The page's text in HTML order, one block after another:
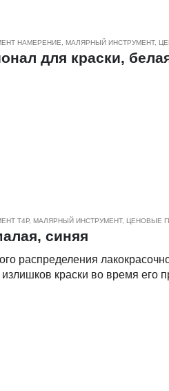
НАМЕРЕНИЕ МАЛЯРНЫЙ ИНСТРУМЕНТ,
для краски,
Т4Р, МАЛЯРНЫЙ ИНСТРУМЕНТ, ЦЕНОВЫЕ
синяя
распределения
краски во время его
материалов,